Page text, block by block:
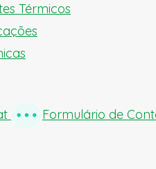
Térmicos
Formulário de